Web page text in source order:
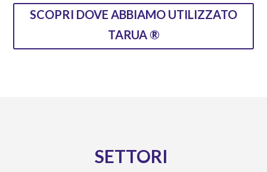
SCOPRI DOVE ABBIAMO UTILIZZATO
TARUA ®
SETTORI